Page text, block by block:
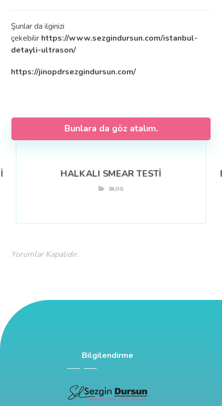
Şunlar da ilginizi
çekebilir https://www.sezgindursun.com/istanbul-
detayli-ultrason/
https://jinopdrsezgindursun.com/
Bunlara da göz atalım.
HALKALI SMEAR TESTİ
BLOG
Yorumlar Kapalıdır.
Bilgilendirme